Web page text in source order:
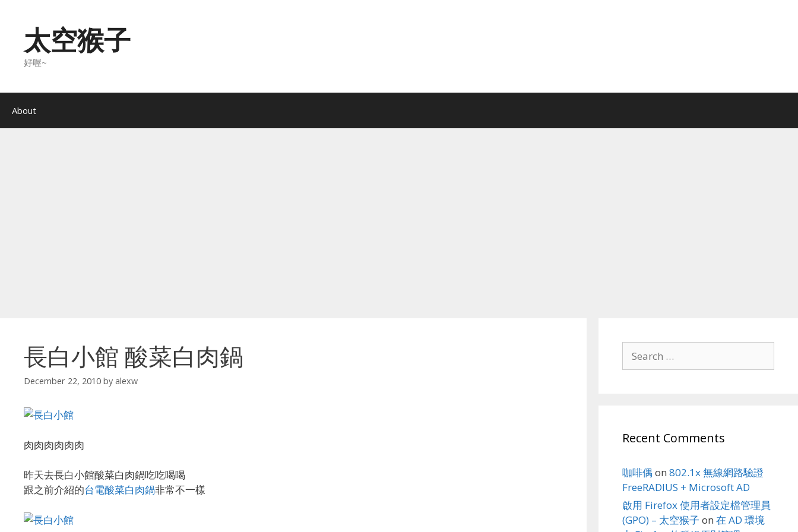
content太空猴子
好喔~
About
長白小館 酸菜白肉鍋
December 22, 2010 by alexw
肉肉肉肉肉肉
昨天去長白小館酸菜白肉鍋吃吃喝喝
跟之前介紹的台電酸菜白肉鍋非常不一樣
for:
Recent Comments
咖啡偶 on 802.1x 無線網路驗證
FreeRADIUS + Microsoft AD
啟用 Firefox 使用者設定檔管理員
(GPO) – 太空猴子 on 在 AD 環境